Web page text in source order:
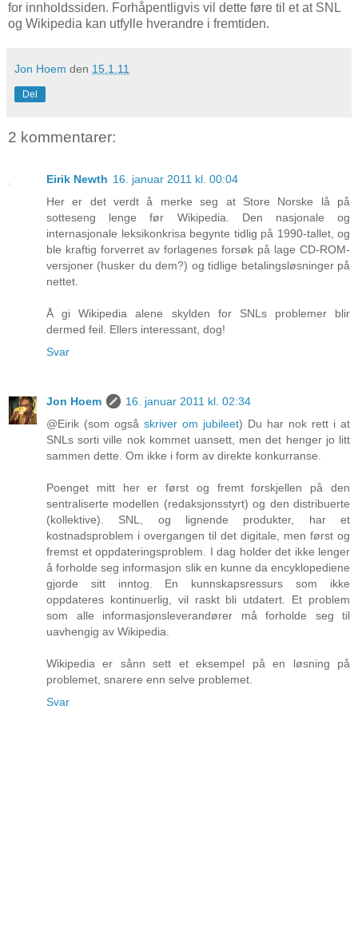
for innholdssiden. Forhåpentligvis vil dette føre til et at SNL
og Wikipedia kan utfylle hverandre i fremtiden.
Jon Hoem den 15.1.11
Del
2 kommentarer:
Eirik Newth 16. januar 2011 kl. 00:04
Her er det verdt å merke seg at Store Norske lå på
sotteseng lenge før Wikipedia. Den nasjonale og
internasjonale leksikonkrisa begynte tidlig på 1990-tallet, og
ble kraftig forverret av forlagenes forsøk på lage CD-ROM-
versjoner (husker du dem?) og tidlige betalingsløsninger på
nettet.
Å gi Wikipedia alene skylden for SNLs problemer blir
dermed feil. Ellers interessant, dog!
Svar
Jon Hoem
16. januar 2011 kl. 02:34
@Eirik (som også skriver om jubileet) Du har nok rett i at
SNLs sorti ville nok kommet uansett, men det henger jo litt
sammen dette. Om ikke i form av direkte konkurranse.
Poenget mitt her er først og fremt forskjellen på den
sentraliserte modellen (redaksjonsstyrt) og den distribuerte
(kollektive). SNL, og lignende produkter, har et
kostnadsproblem i overgangen til det digitale, men først og
fremst et oppdateringsproblem. I dag holder det ikke lenger
å forholde seg informasjon slik en kunne da encyklopediene
gjorde sitt inntog. En kunnskapsressurs som ikke
oppdateres kontinuerlig, vil raskt bli utdatert. Et problem
som alle informasjonsleverandører må forholde seg til
uavhengig av Wikipedia.
Wikipedia er sånn sett et eksempel på en løsning på
problemet, snarere enn selve problemet.
Svar